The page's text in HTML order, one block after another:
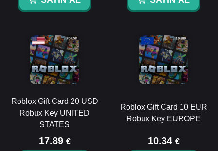
Roblox Gift Card 20 USD
Robux Key UNITED
STATES
17.89 €
Roblox Gift Card 10 EUR
Robux Key EUROPE
10.34 €